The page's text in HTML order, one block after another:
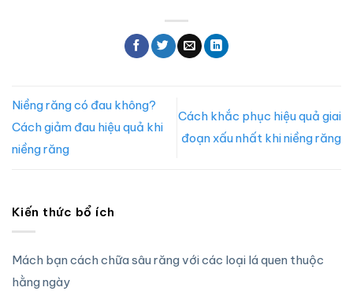
Niềng răng có đau không?
Cách giảm đau hiệu quả khi
niềng răng
Cách khắc phục hiệu quả giai
đoạn xấu nhất khi niềng răng
Kiến thức bổ ích
Mách bạn cách chữa sâu răng với các loại lá quen thuộc
hằng ngày